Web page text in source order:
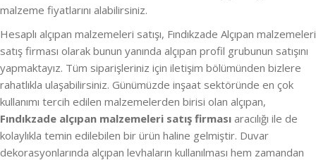
malzeme fiyatlarını alabilirsiniz.
Hesaplı alçıpan malzemeleri satışı, Fındıkzade Alçıpan malzemeleri
satış firması olarak bunun yanında alçıpan profil grubunun satışını
yapmaktayız. Tüm siparişleriniz için iletişim bölümünden bizlere
rahatlıkla ulaşabilirsiniz. Günümüzde inşaat sektöründe en çok
kullanımı tercih edilen malzemelerden birisi olan alçıpan,
Fındıkzade alçıpan malzemeleri satış firması aracılığı ile de
kolaylıkla temin edilebilen bir ürün haline gelmiştir. Duvar
dekorasyonlarında alçıpan levhaların kullanılması hem zamandan